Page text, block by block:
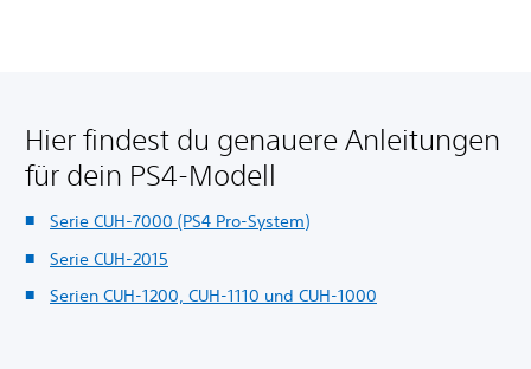
Hier findest du genauere Anleitungen
für dein PS4-Modell
Serie CUH-7000 (PS4 Pro-System)
Serie CUH-2015
Serien CUH-1200, CUH-1110 und CUH-1000